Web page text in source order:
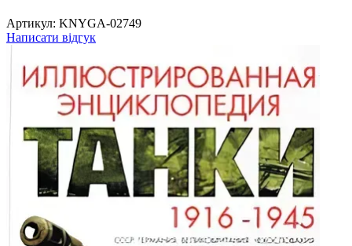
Артикул: KNYGA-02749
Написати відгук